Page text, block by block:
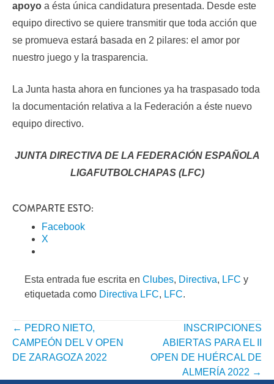
apoyo a ésta única candidatura presentada. Desde este
equipo directivo se quiere transmitir que toda acción que
se promueva estará basada en 2 pilares: el amor por
nuestro juego y la trasparencia.
La Junta hasta ahora en funciones ya ha traspasado toda
la documentación relativa a la Federación a éste nuevo
equipo directivo.
JUNTA DIRECTIVA DE LA FEDERACIÓN ESPAÑOLA
LIGAFUTBOLCHAPAS (LFC)
COMPARTE ESTO:
Facebook
X
Esta entrada fue escrita en Clubes, Directiva, LFC y
etiquetada como Directiva LFC, LFC.
NAVEGACIÓN
POR
ENTRADA
← PEDRO NIETO,
CAMPEÓN DEL V OPEN
DE ZARAGOZA 2022
INSCRIPCIONES
ABIERTAS PARA EL II
OPEN DE HUÉRCAL DE
ALMERÍA 2022 →